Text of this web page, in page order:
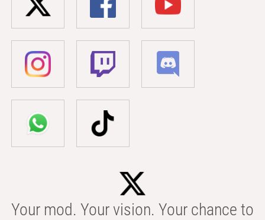
Your mod. Your vision. Your chance to